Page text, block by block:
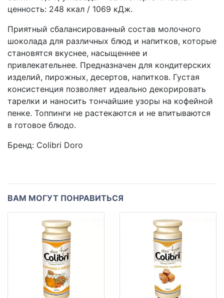
ценность: 248 ккал / 1069 кДж.
Приятный сбалансированный состав молочного
шоколада для различных блюд и напитков, которые
становятся вкуснее, насыщеннее и
привлекательнее. Предназначен для кондитерских
изделий, пирожных, десертов, напитков. Густая
консистенция позволяет идеально декорировать
тарелки и наносить тончайшие узоры на кофейной
пенке. Топпинги не растекаются и не впитываются
в готовое блюдо.
Бренд: Colibri Doro
ВАМ МОГУТ ПОНРАВИТЬСЯ